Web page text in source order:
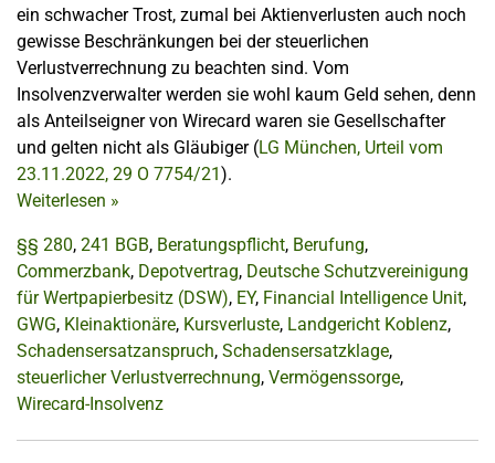
ein schwacher Trost, zumal bei Aktienverlusten auch noch
gewisse Beschränkungen bei der steuerlichen
Verlustverrechnung zu beachten sind. Vom
Insolvenzverwalter werden sie wohl kaum Geld sehen, denn
als Anteilseigner von Wirecard waren sie Gesellschafter
und gelten nicht als Gläubiger (LG München, Urteil vom
23.11.2022, 29 O 7754/21).
Weiterlesen »
§§ 280, 241 BGB, Beratungspflicht, Berufung,
Commerzbank, Depotvertrag, Deutsche Schutzvereinigung
für Wertpapierbesitz (DSW), EY, Financial Intelligence Unit,
GWG, Kleinaktionäre, Kursverluste, Landgericht Koblenz,
Schadensersatzanspruch, Schadensersatzklage,
steuerlicher Verlustverrechnung, Vermögenssorge,
Wirecard-Insolvenz